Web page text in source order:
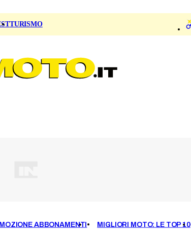
TURISMO
ABBONAMENTI MIGLIORI MOTO: LE TOP 10